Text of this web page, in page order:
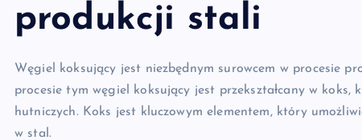
produkcji stali
Węgiel koksujący jest niezbędnym surowcem w procesie
procesie tym węgiel koksujący jest przekształcany w
hutniczych. Koks jest kluczowym elementem, który
w stal.